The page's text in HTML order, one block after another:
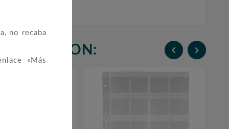
no recaba
«Más
 